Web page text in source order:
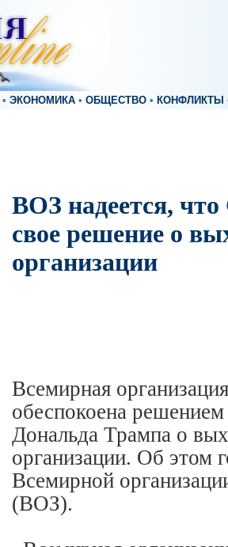
• ЭКОНОМИКА • ОБЩЕСТВО • КОНФЛИКТЫ
ВОЗ надеется,
свое решение о
организации
Всемирная
обеспокоена
Дональда Трампа о
организации. Об этом
Всемирной
(ВОЗ).